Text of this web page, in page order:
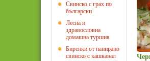
Свинско с грах по
български
Лесна и
здравословна
домашна туршия
Биренки от панирано
свинско с кашкавал